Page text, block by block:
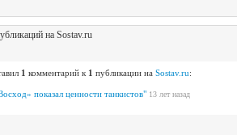
на Sostav.ru
1 комментарий к 1 публикации на Sostav.ru:
показал ценности танкистов" 13 лет назад